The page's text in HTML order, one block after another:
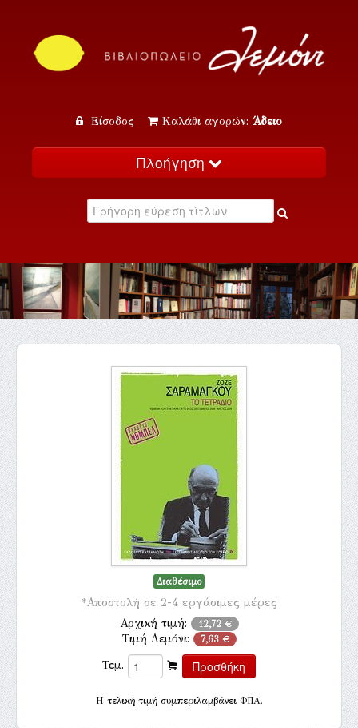
Είσοδος Καλάθι αγορών: Άδειο
Πλοήγηση
Κατάλογος
Εκδηλώσεις
Επικοινωνία
Διαθέσιμο
*Αποστολή σε 2-4 εργάσιμες μέρες
Αρχική τιμή: 12,72 €
Τιμή Λεμόνι: 7,63 €
Τεμ.
H τελική τιμή συμπεριλαμβάνει ΦΠΑ.